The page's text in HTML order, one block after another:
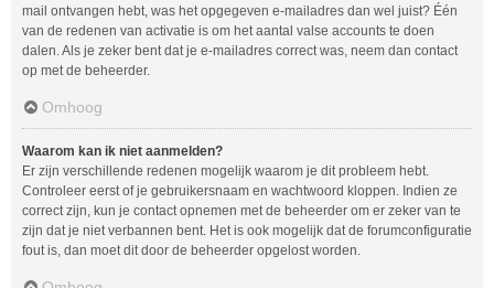
mail ontvangen hebt, was het opgegeven e-mailadres dan wel juist? Één
van de redenen van activatie is om het aantal valse accounts te doen
dalen. Als je zeker bent dat je e-mailadres correct was, neem dan contact
op met de beheerder.
Omhoog
Waarom kan ik niet aanmelden?
Er zijn verschillende redenen mogelijk waarom je dit probleem hebt.
Controleer eerst of je gebruikersnaam en wachtwoord kloppen. Indien ze
correct zijn, kun je contact opnemen met de beheerder om er zeker van te
zijn dat je niet verbannen bent. Het is ook mogelijk dat de forumconfiguratie
fout is, dan moet dit door de beheerder opgelost worden.